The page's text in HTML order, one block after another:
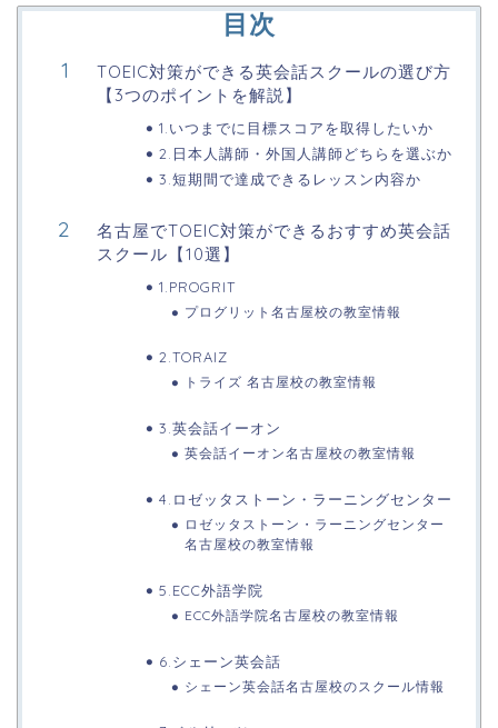
目次
TOEIC対策ができる英会話スクールの選び方
【3つのポイントを解説】
1.いつまでに目標スコアを取得したいか
2.日本人講師・外国人講師どちらを選ぶか
3.短期間で達成できるレッスン内容か
名古屋でTOEIC対策ができるおすすめ英会話
スクール【10選】
1.PROGRIT
プログリット名古屋校の教室情報
2.TORAIZ
トライズ 名古屋校の教室情報
3.英会話イーオン
英会話イーオン名古屋校の教室情報
4.ロゼッタストーン・ラーニングセンター
ロゼッタストーン・ラーニングセンター
名古屋校の教室情報
5.ECC外語学院
ECC外語学院名古屋校の教室情報
6.シェーン英会話
シェーン英会話名古屋校のスクール情報